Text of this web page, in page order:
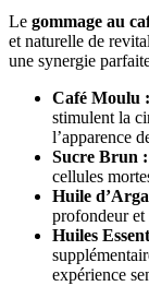
Le gommage au
et naturelle de
une synergie
Café Moulu :
stimulent la
l’apparence
Sucre Brun :
cellules
Huile
profondeur et
Huiles
expérience